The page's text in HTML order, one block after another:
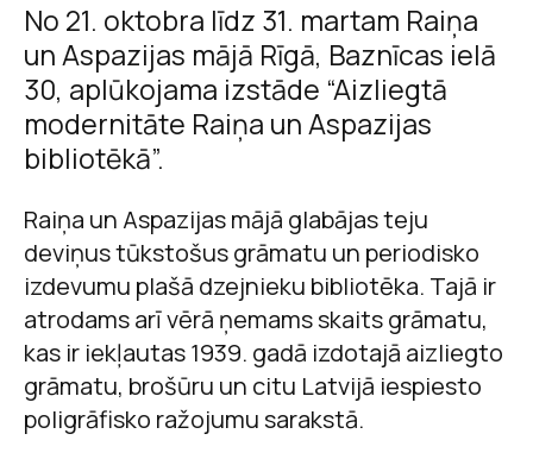
No 21. oktobra līdz 31. martam Raiņa
un Aspazijas mājā Rīgā, Baznīcas ielā
30, aplūkojama izstāde “Aizliegtā
modernitāte Raiņa un Aspazijas
bibliotēkā”.
Raiņa un Aspazijas mājā glabājas teju
deviņus tūkstošus grāmatu un periodisko
izdevumu plašā dzejnieku bibliotēka. Tajā ir
atrodams arī vērā ņemams skaits grāmatu,
kas ir iekļautas 1939. gadā izdotajā aizliegto
grāmatu, brošūru un citu Latvijā iespiesto
poligrāfisko ražojumu sarakstā.